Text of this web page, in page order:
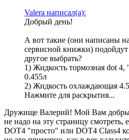
Valera написал(а):
Добрый день!
А вот такие (они написаны
сервисной книжки)
другое выбрать?
1) Жидкость тормозная dot
0.455л
2) Жидкость охлаждающая
Нажмите для раскрытия...
Дружище Валерий! Мой Вам
не надо на эту страницу
DOT4 "просто" или DOT4 Class4